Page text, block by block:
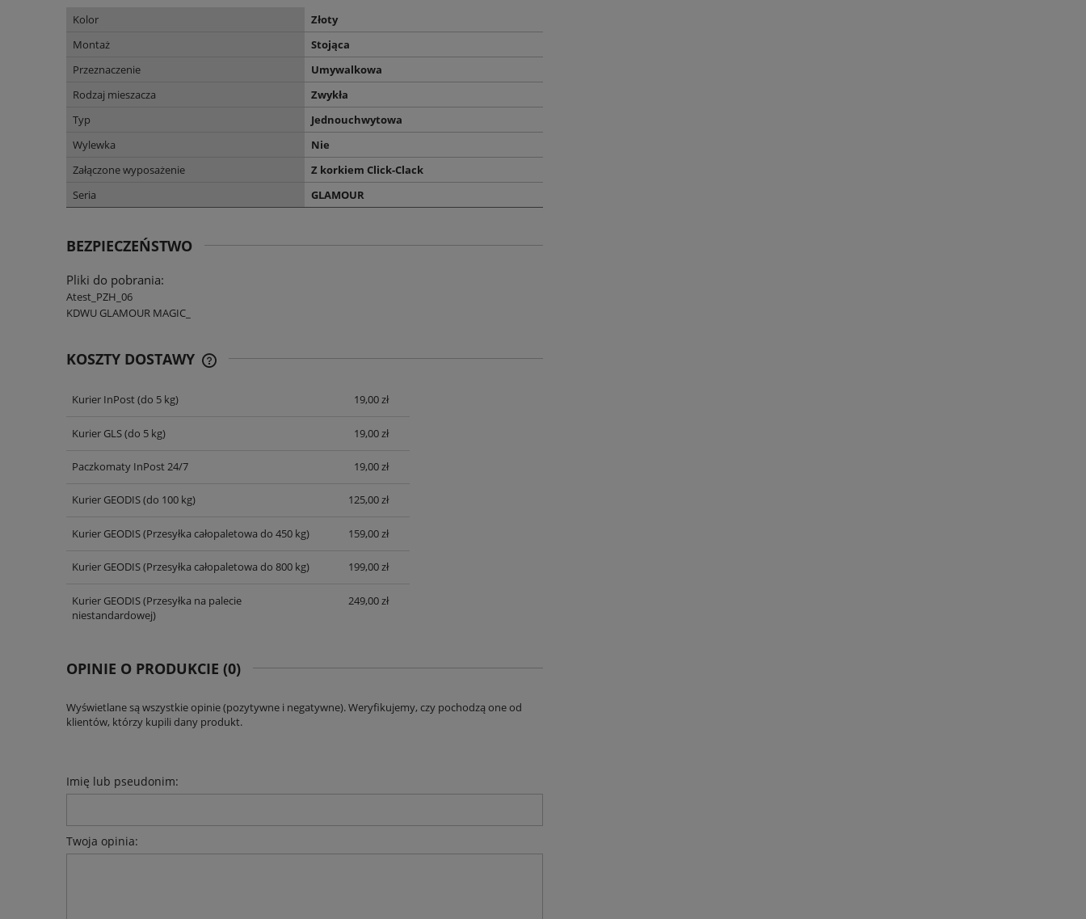
Kolor
Złoty
Montaż
Stojąca
Przeznaczenie
Umywalkowa
Rodzaj mieszacza
Zwykła
Typ
Jednouchwytowa
Wylewka
Nie
Załączone wyposażenie
Z korkiem Click-Clack
Seria
GLAMOUR
BEZPIECZEŃSTWO
Pliki do pobrania:
Atest_PZH_06
KDWU GLAMOUR MAGIC_
KOSZTY DOSTAWY
CENA NIE ZAWIERA EWENTUALNYCH
Kurier InPost(do 5 kg) 19,00 zł
Kurier GLS(do 5 kg) 19,00 zł
Paczkomaty InPost 24/7 19,00 zł
Kurier GEODIS(do 100 kg) 125,00 zł
Kurier GEODIS(Przesyłka całopaletowa do 450 kg) 159,00 zł
Kurier GEODIS(Przesyłka całopaletowa do 800 kg) 199,00 zł
Kurier GEODIS(Przesyłka na palecie
niestandardowej)
249,00 zł
OPINIE O PRODUKCIE (0)
Wyświetlane są wszystkie opinie (pozytywne i negatywne). Weryfikujemy, czy pochodzą one od
klientów, którzy kupili dany produkt.
Imię lub pseudonim:
Twoja opinia: